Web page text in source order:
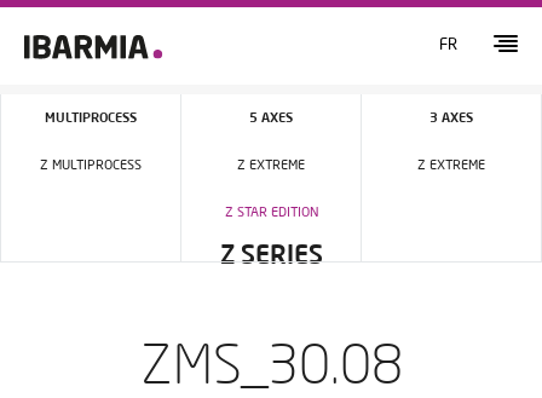
FR
Z SERIES
ZMS_30.08
MULTIPROCESS
Z MULTIPROCESS
5 AXES
Z EXTREME
Z STAR EDITION
3 AXES
Z EXTREME